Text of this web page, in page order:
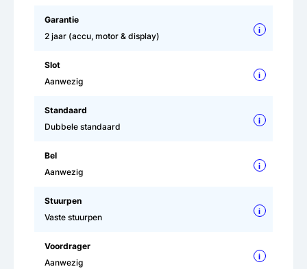
Garantie
2 jaar (accu, motor & display)
i
Slot
Aanwezig
i
Standaard
Dubbele standaard
i
Bel
Aanwezig
i
Stuurpen
Vaste stuurpen
i
Voordrager
Aanwezig
i